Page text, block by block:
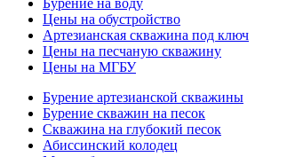
Бурение на воду
Цены на обустройство
Артезианская скважина под ключ
Цены на песчаную скважину
Цены на МГБУ
Бурение артезианской скважины
Бурение скважин на песок
Скважина на глубокий песок
Абиссинский колодец